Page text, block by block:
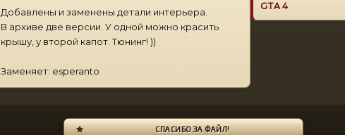
Добавлены и заменены детали интерьера.
В архиве две версии. У одной можно красить
крышу, у второй капот. Тюнинг! ))
Заменяет: esperanto
GTA 4
СПАСИБО ЗА ФАЙЛ!